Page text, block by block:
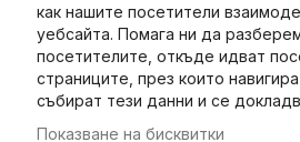
как нашите посетители
уебсайта. Помага ни да
посетителите, откъде идват
страниците, през които
събират тези данни и се
Показване на бисквитки